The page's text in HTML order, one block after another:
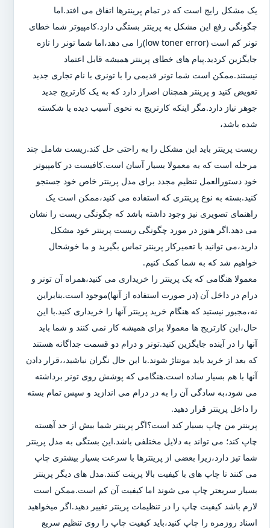
یک مشکل رایج است که در تمام پرینترها اتفاق می افتد.اما
چگونگی رفع این مشکل به پرینتر بستگی دارد.کامپیوتر شما خطای
تونر کم است (low toner error)را می دهد،اما شما تونر را تازه
جایگزین کردید.پیام های خطای پرینتر همیشه قابل اعتماد
نیستند.ممکن است شما تونر قدیمی را با تونری با نام تجاری جدید
تعویض کنید و پرینتر همچنان اصرار دارد که به یک کارتریج جدید
جوهر نیاز دارد.مگر اینکه کارتریج به نحوی آسیب دیده یا شکسته
شده باشد،
ریست پرینتر باید این مشکل را به راحتی حل کند.ریست شامل چند
مرحله است که به معمولا بسیار آسان است.کافیست در کامپیوتر
خود دستورالعمل تنظیم مجدد برای مدل پرینتر خاص خود جستجو
کنید.بسته به نوع پرینتری که استفاده می کنید،ممکن است یک
راهنمای تصویری نیز وجود داشته باشد که چگونگی ریست را نشان
می دهد.اگر هنوز در مورد چگونگی ریست پرینتر خود مشکل
دارید،می توانید با تعمیرکار پرینتر تماس بگیرید و ما خوشحال
خواهیم شد که به شما کمک کنیم.
معمولا هنگامی که یک پرینتر را خریداری می کنید،همراه آن تونر و
درام در داخل آن (در صورت استفاده از آنها)موجود است.بنابراین
نه،مجبور نیستید که هنگام خرید پرینتر آنها را خریداری کنید.با این
حال،این کارتریج ها معمولا برای همیشه کار نمی کنند و شما باید
آنها را در آینده جایگزین کنید.تونر و درام دو قسمت جداگانه هستند
که بعد از خرید باید مونتاژ شوند.با این حال نگران نباشید،،قرار دادن
آنها با هم بسیار ساده است.هنگامی که پوشش روی تونر برداشته
می شود،به سادگی آن را به در درام می اندازید و سپس تمام بسته
را داخل پرینتر قرار دهید.
پرینتر من چاپ بسیار کند است؟اگر پرینتر شما بیش از حد آهسته
چاپ کند؛ می تواند به دلایل مختلفی باشد.این بستگی به مدل پرینتر
شما تیز دارد،زیرا بعضی از پرینترها با سرعت بسیار بیشتری چاپ
می کنند تا چاپ های با کیفیت بالا پرینت کنند.مدل های دیگر پرینتر
بسیار سریعتر چاپ می شوند اما کیفیت آن کم است.ممکن است
لازم باشد کیفیت چاپ را در تنظیمات پرینتر تغییر دهید.اگر میخواهید
اسناد روزمره را چاپ کنید،باید کیفیت چاپ را روی تنظیم سریع